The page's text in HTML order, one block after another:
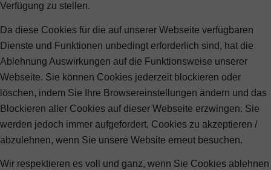
Verfügung zu stellen.
Da diese Cookies für die auf unserer Webseite verfügbaren
Dienste und Funktionen unbedingt erforderlich sind, hat die
Ablehnung Auswirkungen auf die Funktionsweise unserer
Webseite. Sie können Cookies jederzeit blockieren oder
löschen, indem Sie Ihre Browsereinstellungen ändern und das
Blockieren aller Cookies auf dieser Webseite erzwingen. Sie
werden jedoch immer aufgefordert, Cookies zu akzeptieren /
abzulehnen, wenn Sie unsere Website erneut besuchen.
Wir respektieren es voll und ganz, wenn Sie Cookies ablehnen